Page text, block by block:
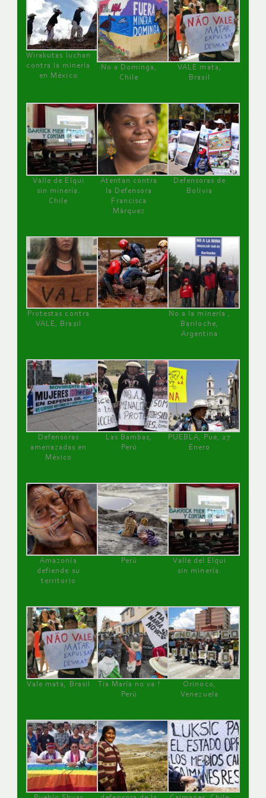
Wirakutas luchan
contra la minería
en México
No a Dominga,
Chile
VALE mata,
Brasil
Valle de Elqui
sin minería.
Chile
Atentan contra
la Defensora
Francisca
Márquez
Defensoras de
Bolivia
Protestas contra
VALE, Brasil
No a la minería ,
Bariloche,
Argentina
Defensoras
amenazadas en
México
Las Bambas,
Perú
PUEBLA, Pue, 27
Enero
Amazonía
defiende su
territorio
Perú
Valle del Elqui
sin minería.
Vale mata, Brasil
Tía María no va !
Perú
Orinoco,
Venezuela